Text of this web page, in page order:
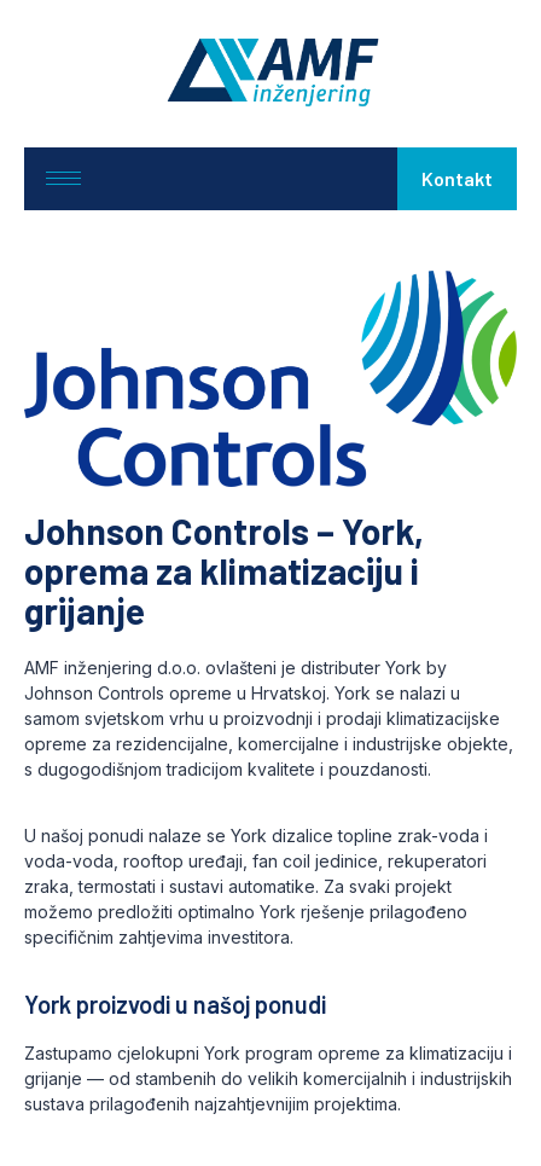
Kontakt
Johnson Controls – York,
oprema za klimatizaciju i
grijanje
AMF inženjering d.o.o. ovlašteni je distributer York by
Johnson Controls opreme u Hrvatskoj. York se nalazi u
samom svjetskom vrhu u proizvodnji i prodaji klimatizacijske
opreme za rezidencijalne, komercijalne i industrijske objekte,
s dugogodišnjom tradicijom kvalitete i pouzdanosti.
U našoj ponudi nalaze se York dizalice topline zrak-voda i
voda-voda, rooftop uređaji, fan coil jedinice, rekuperatori
zraka, termostati i sustavi automatike. Za svaki projekt
možemo predložiti optimalno York rješenje prilagođeno
specifičnim zahtjevima investitora.
York proizvodi u našoj ponudi
Zastupamo cjelokupni York program opreme za klimatizaciju i
grijanje — od stambenih do velikih komercijalnih i industrijskih
sustava prilagođenih najzahtjevnijim projektima.